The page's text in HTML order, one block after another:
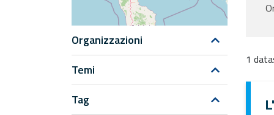
Organizzazioni
Temi
Tag
1